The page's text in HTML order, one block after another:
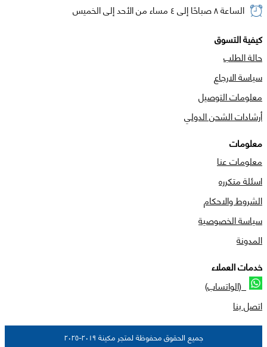
الساعة ٨ صباحًا إلى ٤ مساء من الأحد إلى الخميس
كيفية التسوق
حالة الطلب
سياسة الارجاع
معلومات التوصيل
أرشادات الشحن الدولي
معلومات
معلومات عنا
اسئلة متكرره
الشروط والاحكام
سياسة الخصوصية
المدونة
خدمات العملاء
(الواتساب)
اتصل بنا
جميع الحقوق محفوظة لمتجر مكينة ٢٠١٩-٢٠٢٥